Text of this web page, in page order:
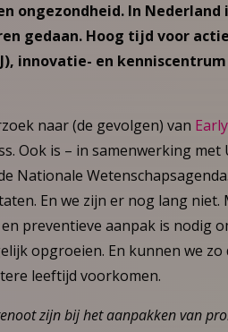
ongezondheid. In Nederland
gedaan. Hoog tijd voor
innovatie- en
naar (de gevolgen) van
Ook is – in samenwerking
Nationale
En we zijn er nog lang niet.
preventieve aanpak is nodig
opgroeien. En kunnen we zo
leeftijd voorkomen.
zijn bij het aanpakken van